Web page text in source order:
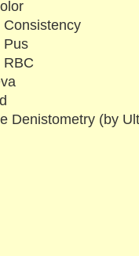
Pus
RBC
Denistometry (by